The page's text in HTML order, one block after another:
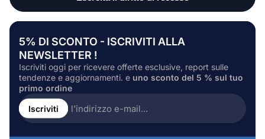
5% DI SCONTO - ISCRIVITI ALLA
NEWSLETTER !
Iscriviti oggi per ricevere offerte esclusive, report sulle
tendenze e aggiornamenti. e uno sconto del 5 % sul tuo
primo ordine
Inserire
l'indirizzo
e-
Iscriviti